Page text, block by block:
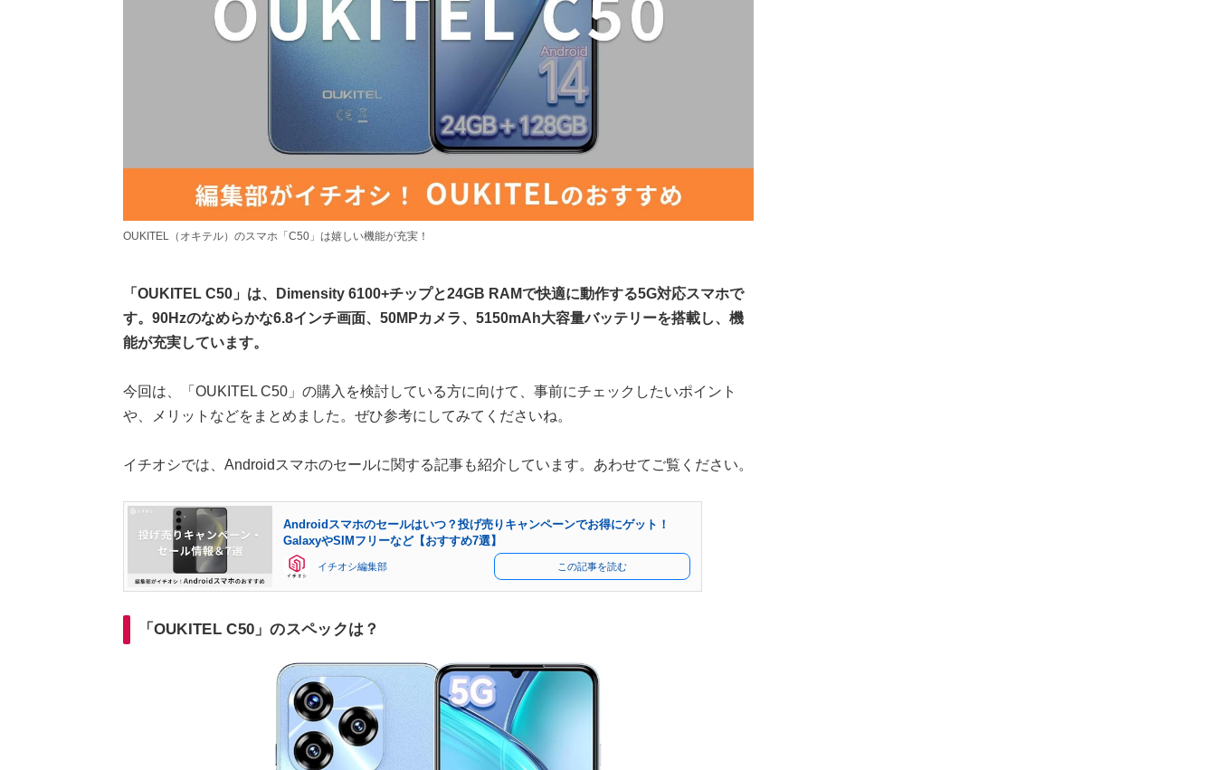
OUKITEL（オキテル）のスマホ「C50」は嬉しい機能が充実！
「OUKITEL C50」は、Dimensity 6100+チップと24GB RAMで快適に動作する5G対応スマホで
す。90Hzのなめらかな6.8インチ画面、50MPカメラ、5150mAh大容量バッテリーを搭載し、機
能が充実しています。
今回は、「OUKITEL C50」の購入を検討している方に向けて、事前にチェックしたいポイント
や、メリットなどをまとめました。ぜひ参考にしてみてくださいね。
イチオシでは、Androidスマホのセールに関する記事も紹介しています。あわせてご覧ください。
Androidスマホのセールはいつ？投げ売りキャンペーンでお得にゲット！
GalaxyやSIMフリーなど【おすすめ7選】
イチオシ編集部 この記事を読む
「OUKITEL C50」のスペックは？